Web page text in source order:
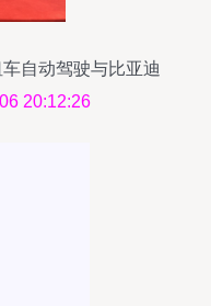
自动驾驶与比亚迪
20:12:26